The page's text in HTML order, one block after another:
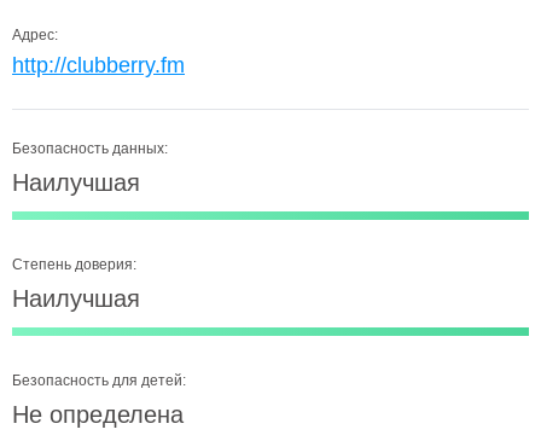
Адрес:
http://clubberry.fm
Безопасность данных:
Наилучшая
Степень доверия:
Наилучшая
Безопасность для детей:
Не определена